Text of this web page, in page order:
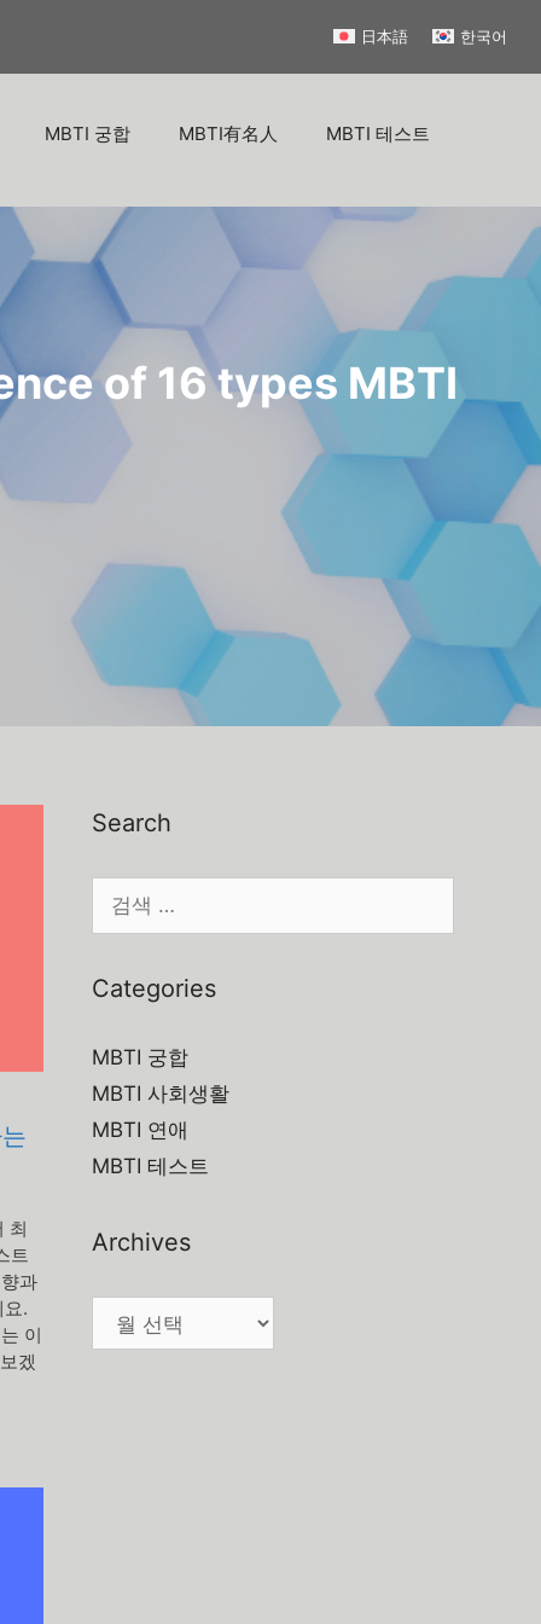
日本語 한국어
MBTI 궁합 MBTI有名人 MBTI 테스트
of 16 types MBTI
최
트
과
.
이
겠
Search
색:
Categories
MBTI 궁합
MBTI 사회생활
MBTI 연애
MBTI 테스트
Archives
Archives